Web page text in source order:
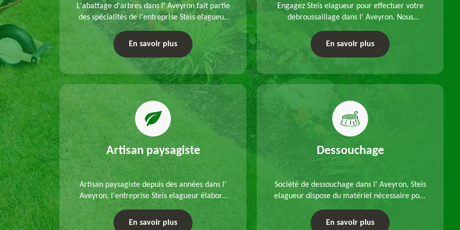
de
que d'un
L'abattage d'arbres dans l' Aveyron fait partie
des spécialités de l'entreprise Steis elagueur.
Nous réalisons un abattage direct ou par
démontage, tenant compte des particularités
du site et des végétaux.
En savoir plus
Artisan paysagiste
Artisan paysagiste depuis des années dans l'
Aveyron, l'entreprise Steis elagueur élabore
chaque plan d'aménagement paysager et
exécute les travaux afférents. Devis gratuit et
En savoir plus
Engagez Steis elagueur pour effectuer votre
debroussaillage dans l' Aveyron. Nous
en fonction des caractéristiques du site.
Déplacements offerts.
En savoir plus
Dessouchage
Société de dessouchage dans l' Aveyron, Steis
elagueur dispose du matériel nécessaire pour
un dessouchage manuel ou mécanique.
En savoir plus